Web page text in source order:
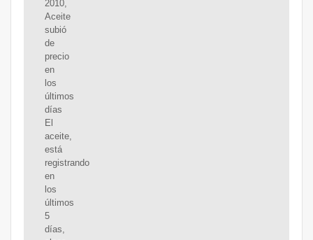
2010,
Aceite
subió
de
precio
en
los
últimos
días
El
aceite,
está
registrando
en
los
últimos
5
días,